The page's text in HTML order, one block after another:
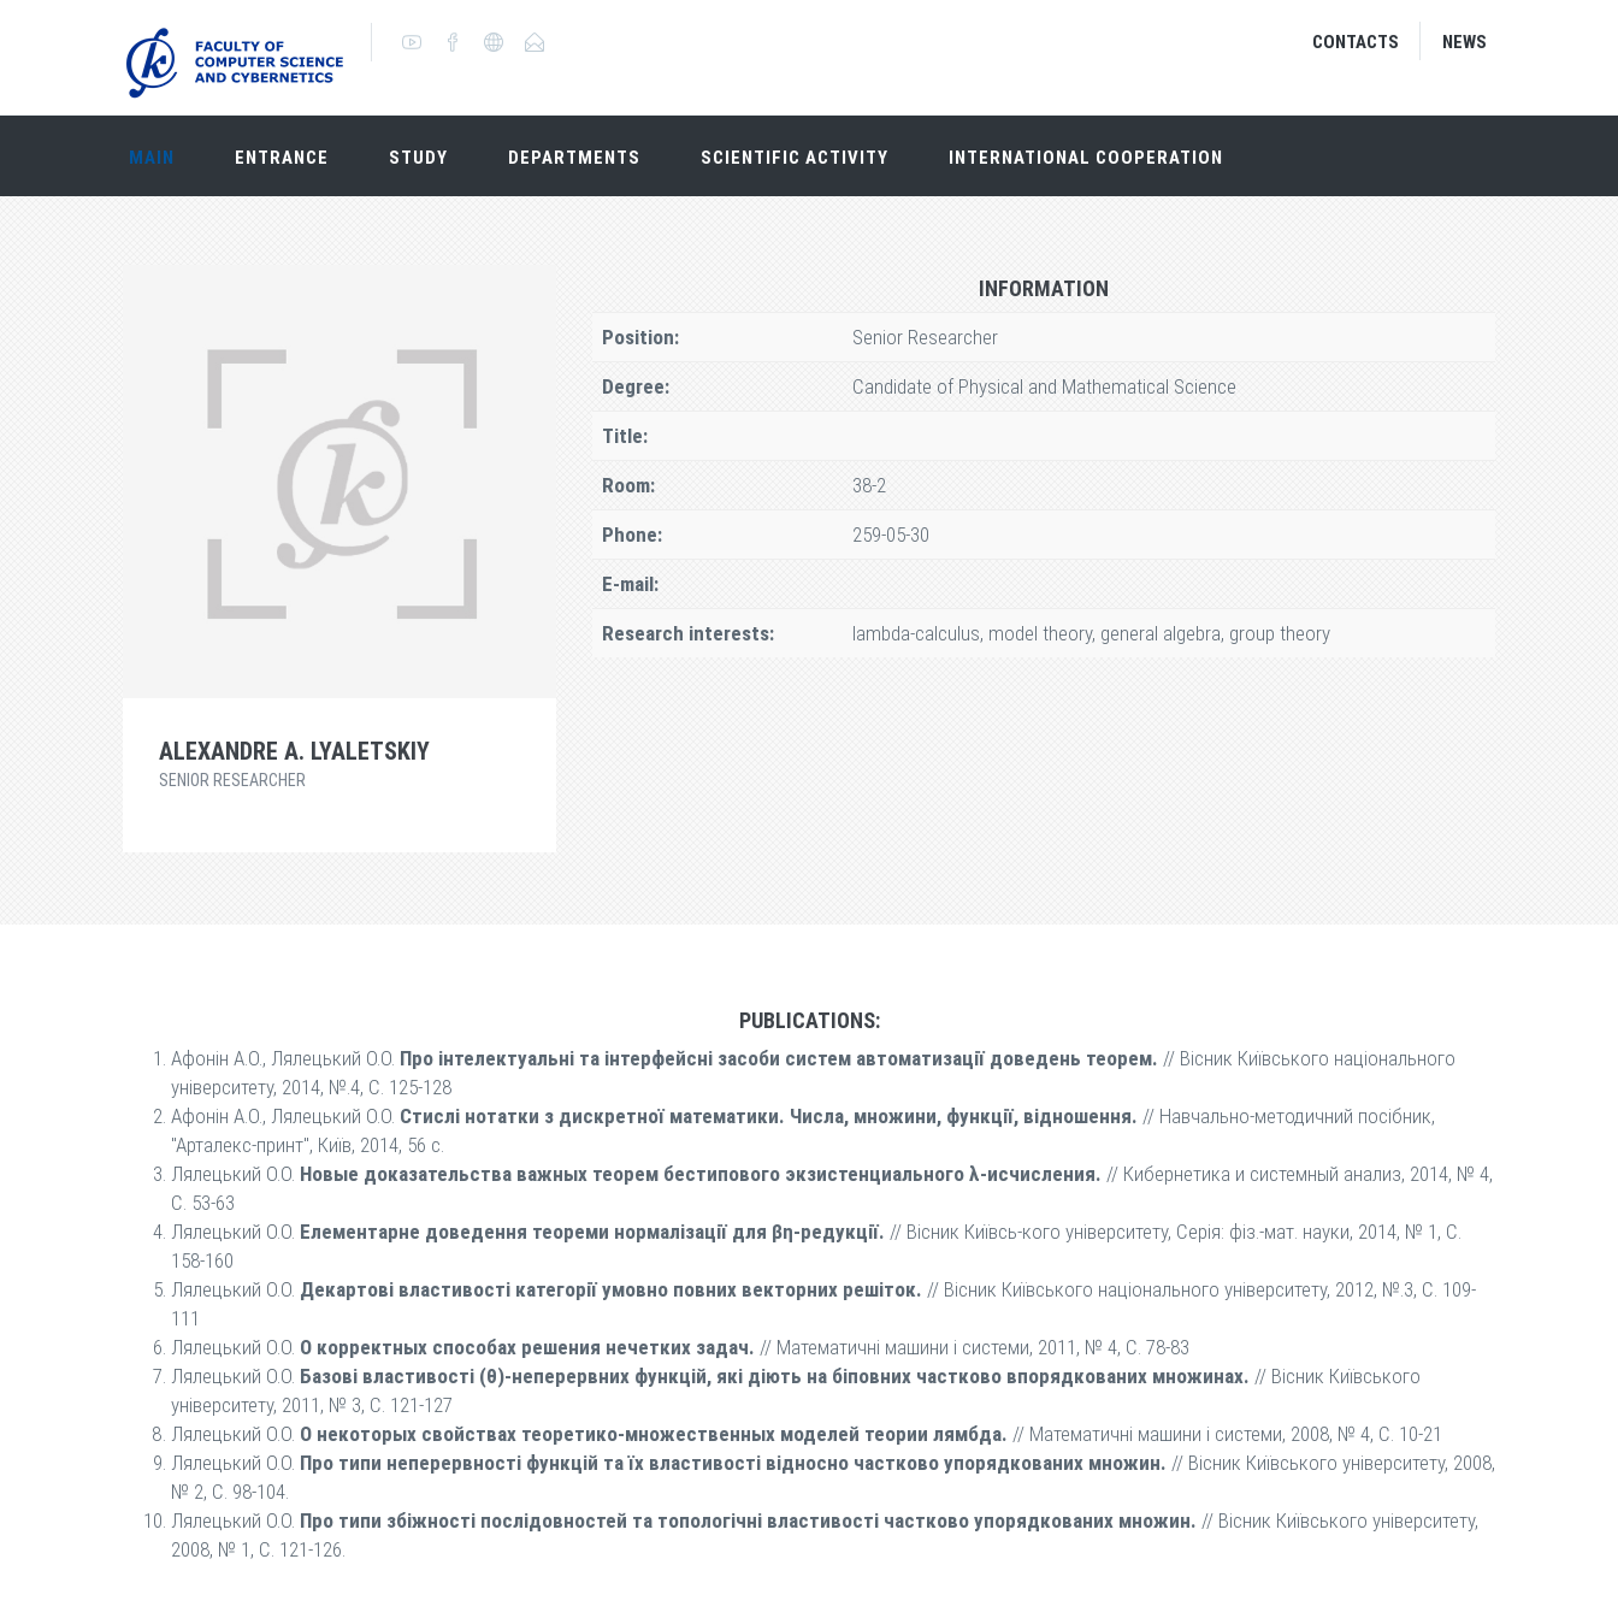
CONTACTS NEWS
MAIN ENTRANCE STUDY DEPARTMENTS SCIENTIFIC ACTIVITY INTERNATIONAL COOPERATION
ALEXANDRE A. LYALETSKIY
SENIOR RESEARCHER
INFORMATION
Position: Senior Researcher
Degree: Candidate of Physical and Mathematical Science
Title:
Room: 38-2
Phone: 259-05-30
E-mail:
Research interests: lambda-calculus, model theory, general algebra, group theory
PUBLICATIONS:
Афонін А.О., Лялецький О.О. Про інтелектуальні та інтерфейсні засоби систем автоматизації доведень теорем. // Вісник Київського національного
університету, 2014, №.4, С. 125-128
Афонін А.О., Лялецький О.О. Стислі нотатки з дискретної математики. Числа, множини, функції, відношення. // Навчально-методичний посібник,
"Арталекс-принт", Київ, 2014, 56 с.
Лялецький О.О. Новые доказательства важных теорем бестипового экзистенциального λ-исчисления. // Кибернетика и системный анализ, 2014, № 4,
C. 53-63
Лялецький О.О. Елементарне доведення теореми нормалізації для βη-редукції. // Вісник Київсь-кого університету, Серія: фіз.-мат. науки, 2014, № 1, C.
158-160
Лялецький О.О. Декартові властивості категорії умовно повних векторних решіток. // Вісник Київського національного університету, 2012, №.3, С. 109-
111
Лялецький О.О. О корректных способах решения нечетких задач. // Математичні машини і системи, 2011, № 4, С. 78-83
Лялецький О.О. Базові властивості (θ)-неперервних функцій, які діють на біповних частково впорядкованих множинах. // Вісник Київського
університету, 2011, № 3, С. 121-127
Лялецький О.О. О некоторых свойствах теоретико-множественных моделей теории лямбда. // Математичні машини і системи, 2008, № 4, С. 10-21
Лялецький О.О. Про типи неперервності функцій та їх властивості відносно частково упорядкованих множин. // Вісник Київського університету, 2008,
№ 2, С. 98-104.
Лялецький О.О. Про типи збіжності послідовностей та топологічні властивості частково упорядкованих множин. // Вісник Київського університету,
2008, № 1, С. 121-126.